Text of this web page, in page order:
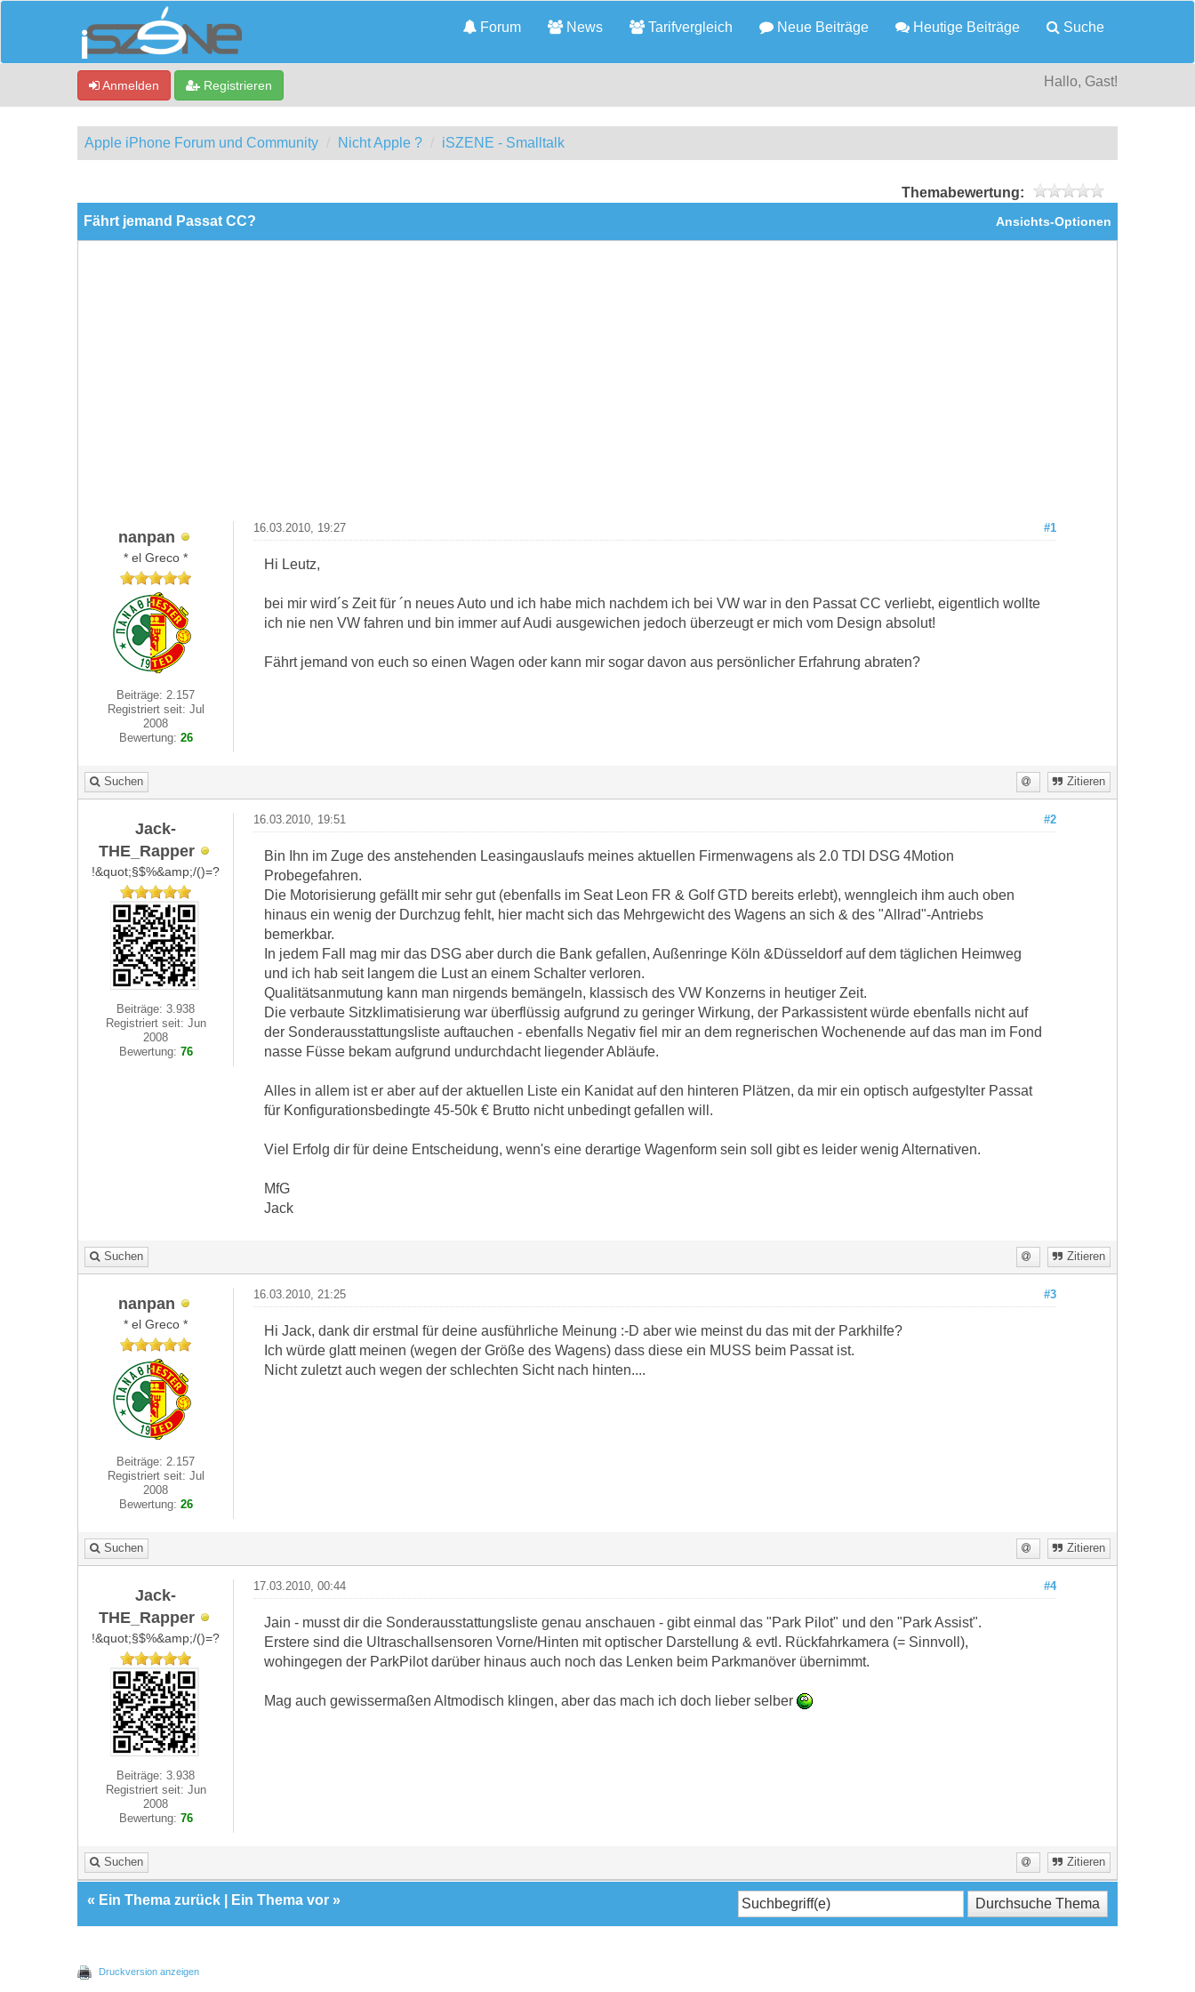
Forum News Tarifvergleich Neue Beiträge Heutige Beiträge Suche
Anmelden Registrieren Hallo, Gast!
Apple iPhone Forum und Community Nicht Apple ? iSZENE - Smalltalk
Themabewertung:
Ansichts-Optionen
Fährt jemand Passat CC?
nanpan
* el Greco *
Beiträge: 2.157
Registriert seit: Jul
2008
Bewertung: 26
#1
16.03.2010, 19:27
Hi Leutz,
bei mir wird´s Zeit für ´n neues Auto und ich habe mich nachdem ich bei VW war in den Passat CC verliebt, eigentlich wollte
ich nie nen VW fahren und bin immer auf Audi ausgewichen jedoch überzeugt er mich vom Design absolut!
Fährt jemand von euch so einen Wagen oder kann mir sogar davon aus persönlicher Erfahrung abraten?
Suchen Zitieren
Jack-
THE_Rapper
!&quot;§$%&amp;/()=?
Beiträge: 3.938
Registriert seit: Jun
2008
Bewertung: 76
#2
16.03.2010, 19:51
Bin Ihn im Zuge des anstehenden Leasingauslaufs meines aktuellen Firmenwagens als 2.0 TDI DSG 4Motion
Probegefahren.
Die Motorisierung gefällt mir sehr gut (ebenfalls im Seat Leon FR & Golf GTD bereits erlebt), wenngleich ihm auch oben
hinaus ein wenig der Durchzug fehlt, hier macht sich das Mehrgewicht des Wagens an sich & des "Allrad"-Antriebs
bemerkbar.
In jedem Fall mag mir das DSG aber durch die Bank gefallen, Außenringe Köln &Düsseldorf auf dem täglichen Heimweg
und ich hab seit langem die Lust an einem Schalter verloren.
Qualitätsanmutung kann man nirgends bemängeln, klassisch des VW Konzerns in heutiger Zeit.
Die verbaute Sitzklimatisierung war überflüssig aufgrund zu geringer Wirkung, der Parkassistent würde ebenfalls nicht auf
der Sonderausstattungsliste auftauchen - ebenfalls Negativ fiel mir an dem regnerischen Wochenende auf das man im Fond
nasse Füsse bekam aufgrund undurchdacht liegender Abläufe.
Alles in allem ist er aber auf der aktuellen Liste ein Kanidat auf den hinteren Plätzen, da mir ein optisch aufgestylter Passat
für Konfigurationsbedingte 45-50k € Brutto nicht unbedingt gefallen will.
Viel Erfolg dir für deine Entscheidung, wenn's eine derartige Wagenform sein soll gibt es leider wenig Alternativen.
MfG
Jack
Suchen Zitieren
nanpan
* el Greco *
Beiträge: 2.157
Registriert seit: Jul
2008
Bewertung: 26
#3
16.03.2010, 21:25
Hi Jack, dank dir erstmal für deine ausführliche Meinung :-D aber wie meinst du das mit der Parkhilfe?
Ich würde glatt meinen (wegen der Größe des Wagens) dass diese ein MUSS beim Passat ist.
Nicht zuletzt auch wegen der schlechten Sicht nach hinten....
Suchen Zitieren
Jack-
THE_Rapper
!&quot;§$%&amp;/()=?
Beiträge: 3.938
Registriert seit: Jun
2008
Bewertung: 76
#4
17.03.2010, 00:44
Jain - musst dir die Sonderausstattungsliste genau anschauen - gibt einmal das "Park Pilot" und den "Park Assist".
Erstere sind die Ultraschallsensoren Vorne/Hinten mit optischer Darstellung & evtl. Rückfahrkamera (= Sinnvoll),
wohingegen der ParkPilot darüber hinaus auch noch das Lenken beim Parkmanöver übernimmt.
Mag auch gewissermaßen Altmodisch klingen, aber das mach ich doch lieber selber
Suchen Zitieren
« Ein Thema zurück Ein Thema vor »
Druckversion anzeigen